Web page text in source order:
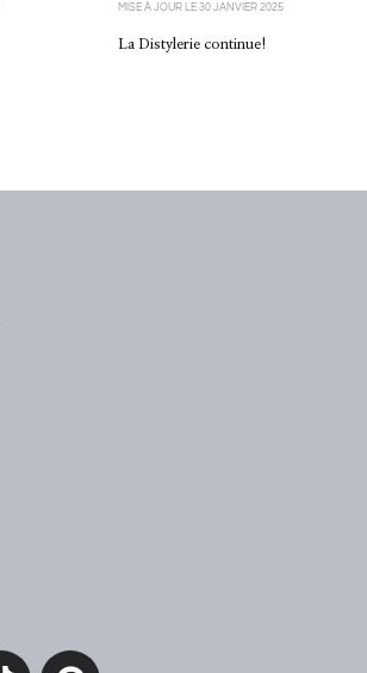
MISE À JOUR LE 30 JANVIER 2025
La Distylerie continue!